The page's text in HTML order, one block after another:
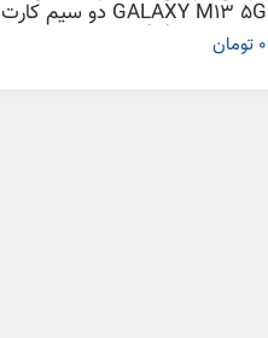
GALAXY M13 5G دو سیم کارت
ظرفیت 128 گیگابایت و رم 6
گیگابایت0 تومان